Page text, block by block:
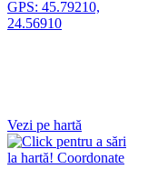
Vezi pe hartă